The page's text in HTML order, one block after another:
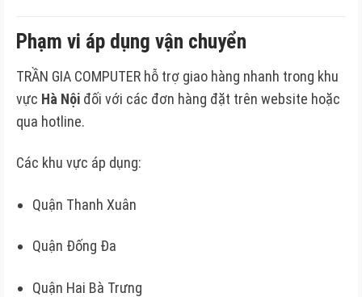
Phạm vi áp dụng vận chuyển
TRẦN GIA COMPUTER hỗ trợ giao hàng nhanh trong khu
vực Hà Nội đối với các đơn hàng đặt trên website hoặc
qua hotline.
Các khu vực áp dụng:
Quận Thanh Xuân
Quận Đống Đa
Quận Hai Bà Trưng